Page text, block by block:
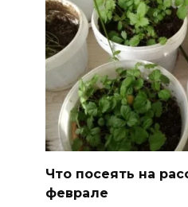
Что посеять на
феврале